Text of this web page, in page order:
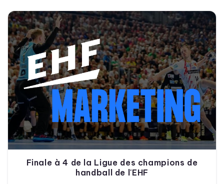
Finale à 4 de la Ligue des champions de
handball de l'EHF